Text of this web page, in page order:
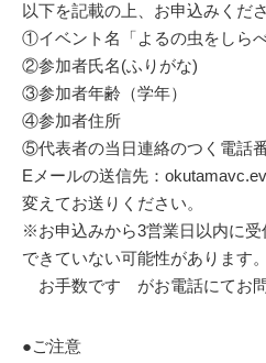
以下を記載の上、お申込みくださ
①イベント名「よるの虫をしらべ
②参加者氏名(ふりがな)
③参加者年齢（学年）
④参加者住所
⑤代表者の当日連絡のつく電話
Eメールの送信先：
変えてお送りください。
※お申込みから3営業日以内に
できていない可能性があります。
お手数です がお電話にてお問
●ご注意